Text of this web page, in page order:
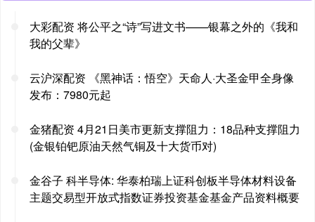
大彩配资 将公平之“诗”写进文书——银幕之外的《我和
我的父辈》
云沪深配资 《黑神话：悟空》天命人·大圣金甲全身像
发布：7980元起
金猪配资 4月21日美市更新支撑阻力：18品种支撑阻力
(金银铂钯原油天然气铜及十大货币对)
金谷子 科半导体: 华泰柏瑞上证科创板半导体材料设备
主题交易型开放式指数证券投资基金基金产品资料概要